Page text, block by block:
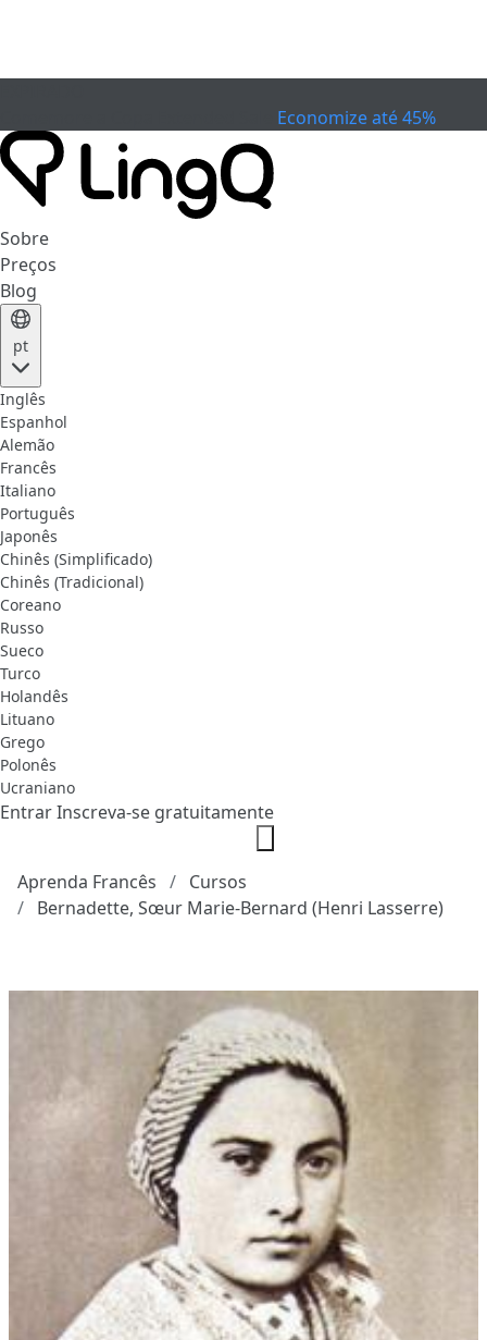
Economize até 45%
Sobre
Preços
Blog
pt
Inglês
Espanhol
Alemão
Francês
Italiano
Português
Japonês
Chinês (Simplificado)
Chinês (Tradicional)
Coreano
Russo
Sueco
Turco
Holandês
Lituano
Grego
Polonês
Ucraniano
EntrarInscreva-se gratuitamente
Aprenda Francês
Cursos
Bernadette, Sœur Marie-Bernard (Henri Lasserre)